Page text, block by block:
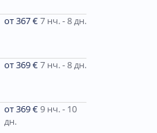
от 367 €7 нч. - 8 дн.
от 369 €7 нч. - 8 дн.
от 369 €9 нч. - 10
дн.